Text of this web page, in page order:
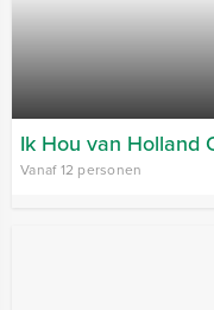
Ik Hou van Holland
Vanaf 12 personen